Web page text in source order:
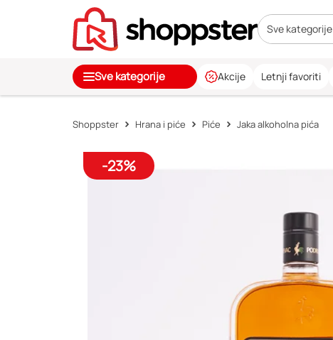
Sve kategorije
Sve kategorije Akcije Letnji favoriti
Shoppster Hrana i piće Piće Jaka alkoholna pića
-23%